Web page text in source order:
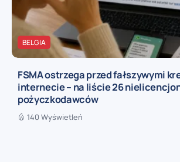
BELGIA
FSMA ostrzega przed fałszywymi
internecie – na liście 26
pożyczkodawców
140 Wyświetleń